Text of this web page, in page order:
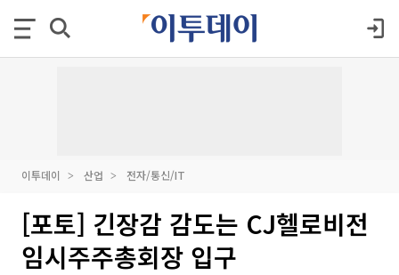
이투데이 산업 전자/통신/IT
[포토] 긴장감 감도는 CJ헬로비전
임시주주총회장 입구